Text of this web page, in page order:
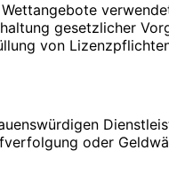
gesetzlicher
von
oder